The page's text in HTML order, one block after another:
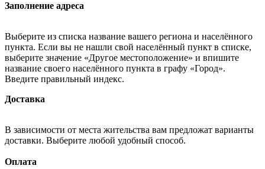
Заполнение адреса
Выберите из списка название вашего региона и населённого
пункта. Если вы не нашли свой населённый пункт в списке,
выберите значение «Другое местоположение» и впишите
название своего населённого пункта в графу «Город».
Введите правильный индекс.
Доставка
В зависимости от места жительства вам предложат варианты
доставки. Выберите любой удобный способ.
Оплата